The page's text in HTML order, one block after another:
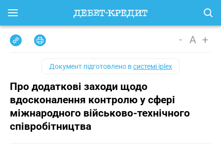
- A +
Документ підготовлено всистемі iplex
Про додаткові заходи щодо
вдосконалення контролю у сфері
міжнародного військово-технічного
співробітництва